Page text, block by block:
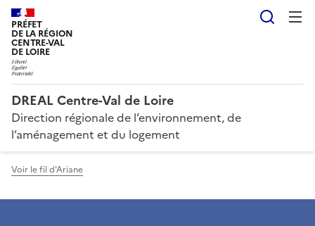
PRÉFET
DE LA RÉGION
CENTRE-VAL
DE LOIRE
DREAL Centre-Val de Loire
Direction régionale de l’environnement, de
l’aménagement et du logement
Voir le fil d'Ariane